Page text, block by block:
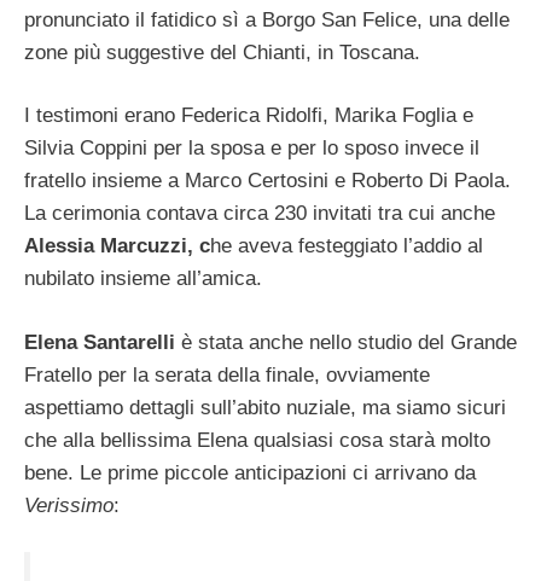
pronunciato il fatidico sì a Borgo San Felice, una delle
zone più suggestive del Chianti, in Toscana.
I testimoni erano Federica Ridolfi, Marika Foglia e
Silvia Coppini per la sposa e per lo sposo invece il
fratello insieme a Marco Certosini e Roberto Di Paola.
La cerimonia contava circa 230 invitati tra cui anche
Alessia Marcuzzi, che aveva festeggiato l’addio al
nubilato insieme all’amica.
Elena Santarelli è stata anche nello studio del Grande
Fratello per la serata della finale, ovviamente
aspettiamo dettagli sull’abito nuziale, ma siamo sicuri
che alla bellissima Elena qualsiasi cosa starà molto
bene. Le prime piccole anticipazioni ci arrivano da
Verissimo: